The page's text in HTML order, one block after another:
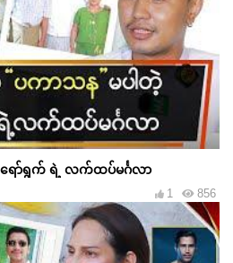
ရော်ရွက် ရဲ့ လက်ထပ်မင်္ဂလာ
856
1